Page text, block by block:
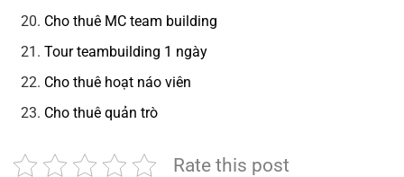
Cho thuê MC team building
Tour teambuilding 1 ngày
Cho thuê hoạt náo viên
Cho thuê quản trò
Rate this post